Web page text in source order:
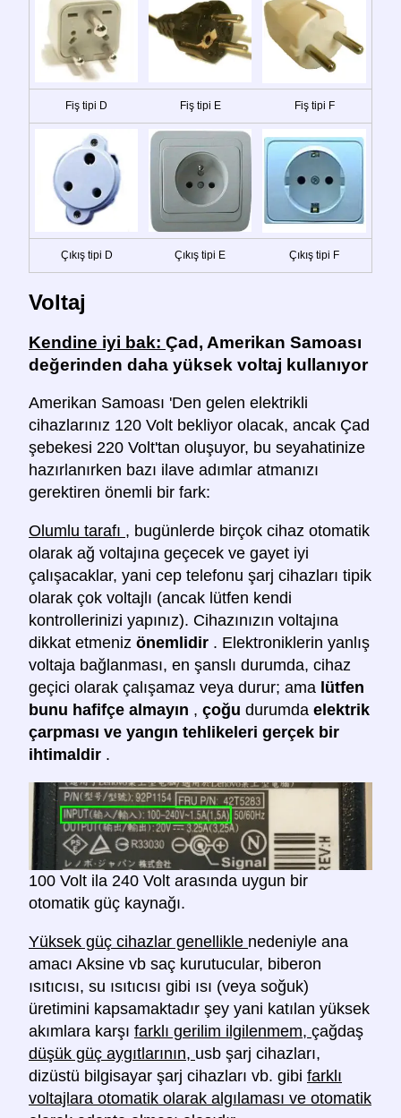
Fiş tipi D Fiş tipi E Fiş tipi F
Çıkış tipi D Çıkış tipi E Çıkış tipi F
Voltaj
Kendine iyi bak: Çad, Amerikan Samoası
değerinden daha yüksek voltaj kullanıyor
Amerikan Samoası 'Den gelen elektrikli
cihazlarınız 120 Volt bekliyor olacak, ancak Çad
şebekesi 220 Volt'tan oluşuyor, bu seyahatinize
hazırlanırken bazı ilave adımlar atmanızı
gerektiren önemli bir fark:
Olumlu tarafı , bugünlerde birçok cihaz otomatik
olarak ağ voltajına geçecek ve gayet iyi
çalışacaklar, yani cep telefonu şarj cihazları tipik
olarak çok voltajlı (ancak lütfen kendi
kontrollerinizi yapınız). Cihazınızın voltajına
dikkat etmeniz önemlidir . Elektroniklerin yanlış
voltaja bağlanması, en şanslı durumda, cihaz
geçici olarak çalışamaz veya durur; ama lütfen
bunu hafifçe almayın , çoğu durumda elektrik
çarpması ve yangın tehlikeleri gerçek bir
ihtimaldir .
100 Volt ila 240 Volt arasında uygun bir
otomatik güç kaynağı.
Yüksek güç cihazlar genellikle nedeniyle ana
amacı Aksine vb saç kurutucular, biberon
ısıtıcısı, su ısıtıcısı gibi ısı (veya soğuk)
üretimini kapsamaktadır şey yani katılan yüksek
akımlara karşı farklı gerilim ilgilenmem, çağdaş
düşük güç aygıtlarının, usb şarj cihazları,
dizüstü bilgisayar şarj cihazları vb. gibi farklı
voltajlara otomatik olarak algılaması ve otomatik